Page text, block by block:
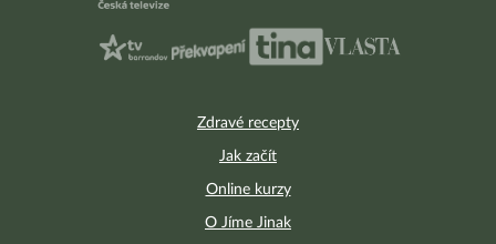
Zdravé recepty
Jak začít
Online kurzy
O Jíme Jinak